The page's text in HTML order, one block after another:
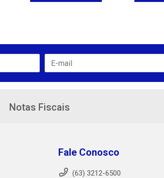
Notas Fiscais
Fale Conosco
(63) 3212-6500